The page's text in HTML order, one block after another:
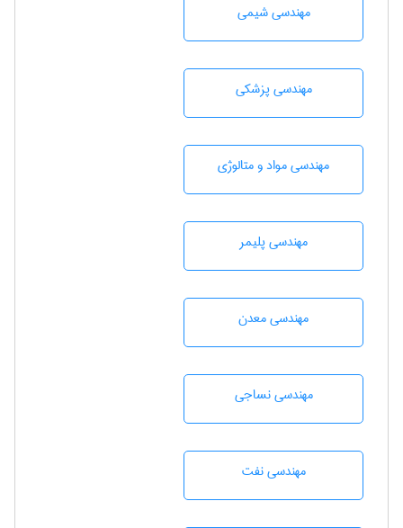
مهندسي شيمی
مهندسی پزشکی
مهندسی مواد و متالوژی
مهندسی پليمر
مهندسی معدن
مهندسي نساجی
مهندسی نفت